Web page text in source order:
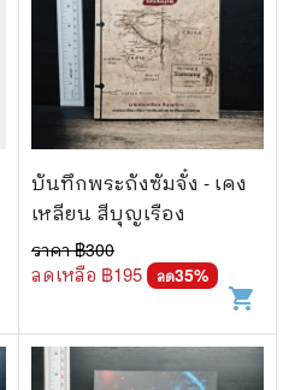
บันทึกพระถังซัมจั๋ง - เคง
เหลียน สีบุญเรือง
ราคา ฿300
ลดเหลือ ฿195 ลด35%
shopping_cart